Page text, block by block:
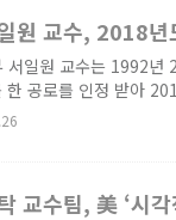
원 교수, 2018년
서일원 교수는 1992년
공로를 인정 받아
교수팀, 美 ‘시